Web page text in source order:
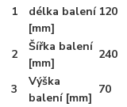
1
délka balení
[mm]
120
2
Šířka balení
[mm]
240
3
Výška
balení [mm]
70